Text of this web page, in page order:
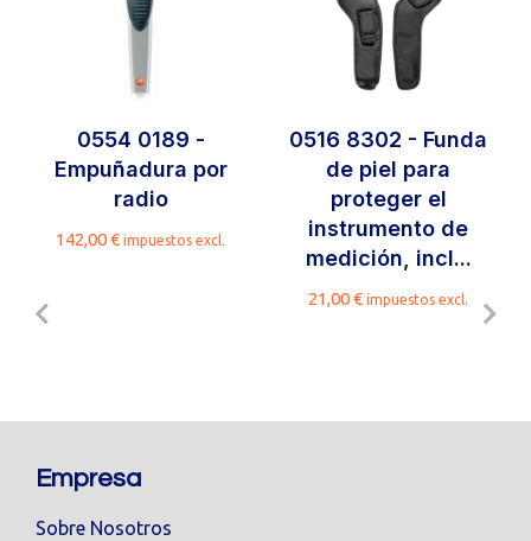
0554 0189 -
Empuñadura por
radio
142,00€ impuestos excl.
0516 8302 - Funda
de piel para
proteger el
instrumento de
medición, incl...
21,00€ impuestos excl.
Empresa
Sobre Nosotros